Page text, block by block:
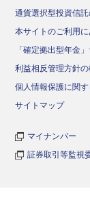
通貨選択型投資信
本サイトのご利用
「確定拠出型年金
利益相反管理方針
個人情報保護に関
サイトマップ
マイナンバー
証券取引等監視